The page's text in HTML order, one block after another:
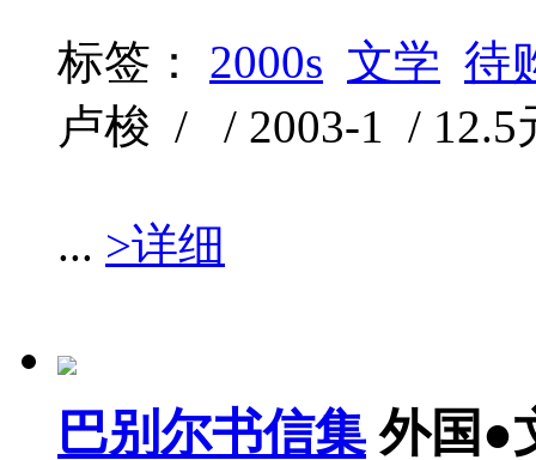
标签： 2000s 文学 待
卢梭 / / 2003-1 / 12.5
... >详细
巴别尔书信集 外国●